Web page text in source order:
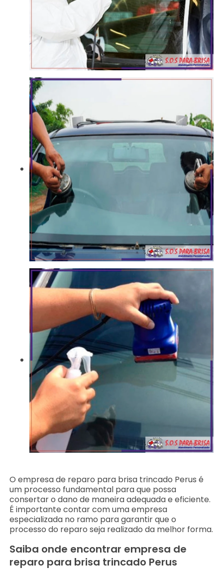
O empresa de reparo para brisa trincado Perus é
um processo fundamental para que possa
consertar o dano de maneira adequada e eficiente.
É importante contar com uma empresa
especializada no ramo para garantir que o
processo do reparo seja realizado da melhor forma.
Saiba onde encontrar empresa de
reparo para brisa trincado Perus